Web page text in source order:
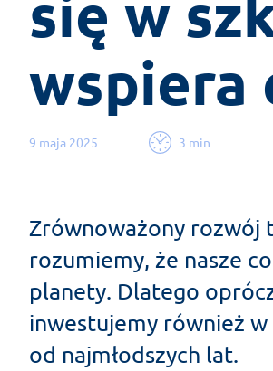
wspiera
9 maja 2025 3 min
Zrównoważony rozwój
rozumiemy, że nasze
planety. Dlatego
inwestujemy również w
od najmłodszych lat.